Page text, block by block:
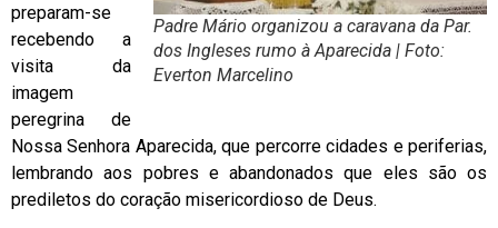
Padre Mário organizou a caravana da Par.
dos Ingleses rumo à Aparecida | Foto:
Everton Marcelino
preparam-se
recebendo a
visita da
imagem
peregrina de
Nossa Senhora Aparecida, que percorre cidades e periferias,
lembrando aos pobres e abandonados que eles são os
prediletos do coração misericordioso de Deus.